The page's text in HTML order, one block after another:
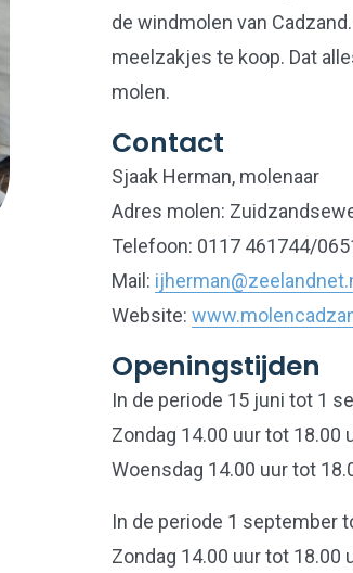
de windmolen van
meelzakjes te koop. Dat
molen.
Contact
Sjaak Herman, molenaar
Adres molen:
Telefoon: 0117 461744/
Mail:
Website:
Openingstijden
In de periode 15 juni tot 1
Zondag 14.00 uur tot 18.00
Woensdag 14.00 uur tot
In de periode 1 september
Zondag 14.00 uur tot 18.00